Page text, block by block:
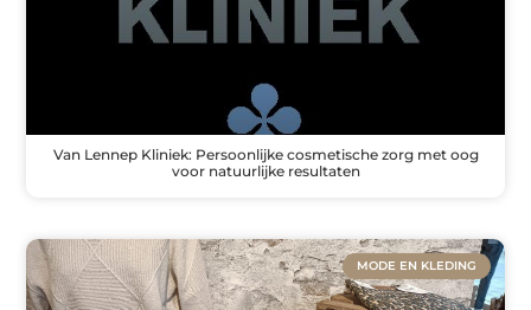
Van Lennep Kliniek: Persoonlijke cosmetische zorg met oog
voor natuurlijke resultaten
MODE EN KLEDING